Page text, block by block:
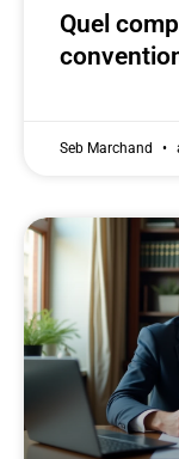
Quel
Seb Marchand